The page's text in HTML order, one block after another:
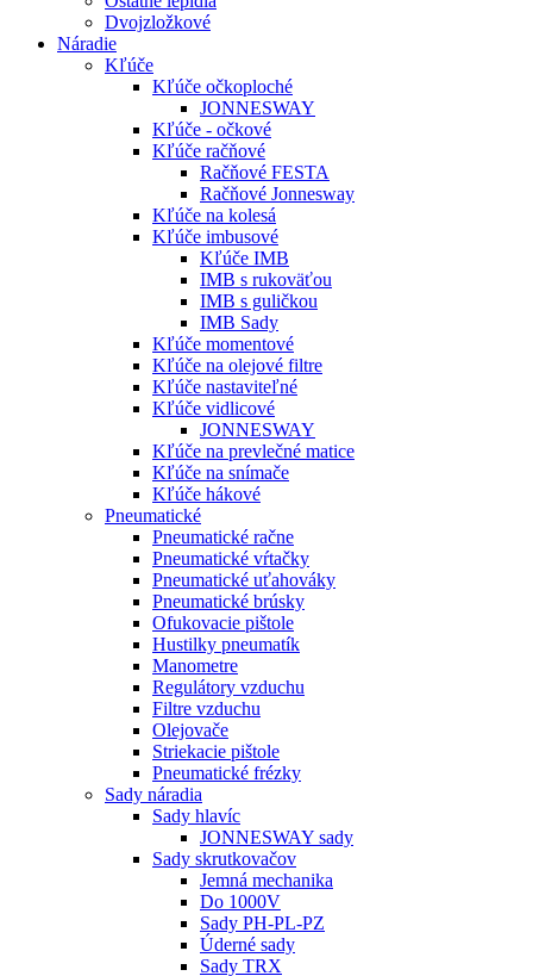
Dvojzložkové
Náradie
Kľúče
Kľúče očkoploché
JONNESWAY
Kľúče - očkové
Kľúče račňové
Račňové FESTA
Račňové Jonnesway
Kľúče na kolesá
Kľúče imbusové
Kľúče IMB
IMB s rukoväťou
IMB s guličkou
IMB Sady
Kľúče momentové
Kľúče na olejové filtre
Kľúče nastaviteľné
Kľúče vidlicové
JONNESWAY
Kľúče na prevlečné matice
Kľúče na snímače
Kľúče hákové
Pneumatické
Pneumatické račne
Pneumatické vŕtačky
Pneumatické uťahováky
Pneumatické brúsky
Ofukovacie pištole
Hustilky pneumatík
Manometre
Regulátory vzduchu
Filtre vzduchu
Olejovače
Striekacie pištole
Pneumatické frézky
Sady náradia
Sady hlavíc
JONNESWAY sady
Sady skrutkovačov
Jemná mechanika
Do 1000V
Sady PH-PL-PZ
Úderné sady
Sady TRX